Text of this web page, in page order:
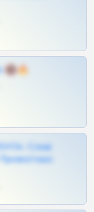
🔞🔥
Слив